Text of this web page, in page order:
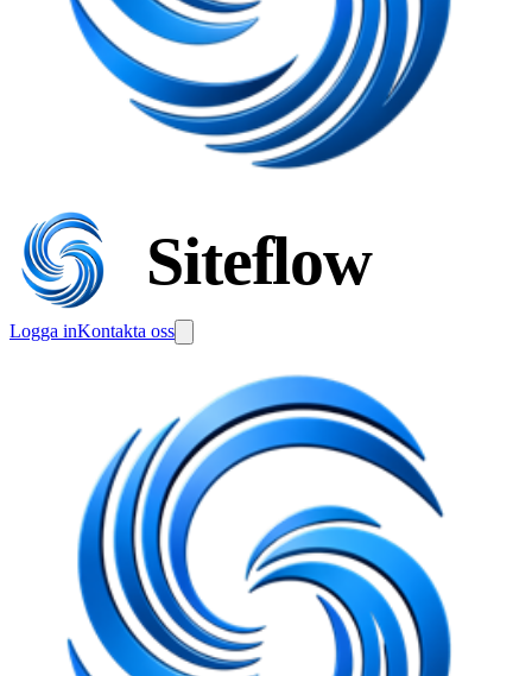
Siteflow
Logga inKontakta oss